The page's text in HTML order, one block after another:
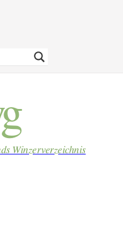
Winzerverzeichnis